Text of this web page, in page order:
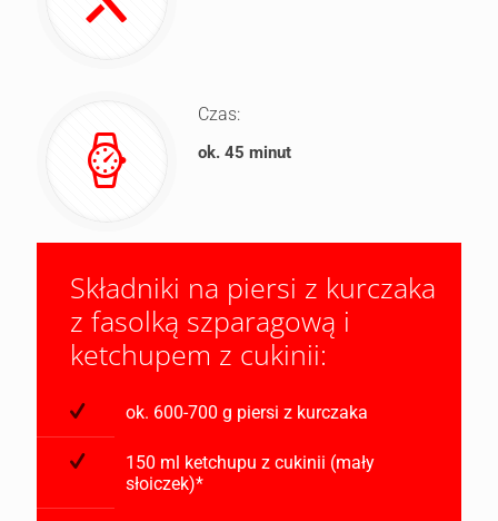
Czas:
ok. 45 minut
Składniki na piersi z kurczaka
z fasolką szparagową i
ketchupem z cukinii:
ok. 600-700 g piersi z kurczaka
150 ml ketchupu z cukinii (mały
słoiczek)*